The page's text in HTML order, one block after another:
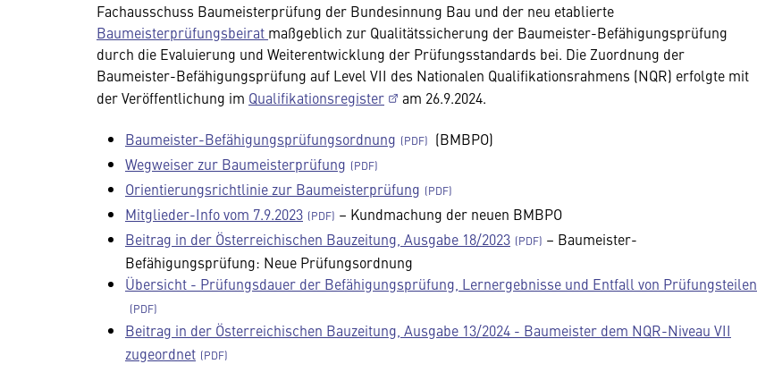
Fachausschuss Baumeisterprüfung der Bundesinnung Bau und der neu etablierte
Baumeisterprüfungsbeirat maßgeblich zur Qualitätssicherung der Baumeister-Befähigungsprüfung
durch die Evaluierung und Weiterentwicklung der Prüfungsstandards bei. Die Zuordnung der
Baumeister-Befähigungsprüfung auf Level VII des Nationalen Qualifikationsrahmens (NQR) erfolgte mit
der Veröffentlichung im Qualifikationsregister am 26.9.2024.
Baumeister-Befähigungsprüfungsordnung
(BMBPO)
Wegweiser zur Baumeisterprüfung
Orientierungsrichtlinie zur Baumeisterprüfung
Mitglieder-Info vom 7.9.2023
– Kundmachung der neuen BMBPO
Beitrag in der Österreichischen Bauzeitung, Ausgabe 18/2023
– Baumeister-
Befähigungsprüfung: Neue Prüfungsordnung
Übersicht - Prüfungsdauer der Befähigungsprüfung, Lernergebnisse und Entfall von Prüfungsteilen
Beitrag in der Österreichischen Bauzeitung, Ausgabe 13/2024 - Baumeister dem NQR-Niveau VII
zugeordnet